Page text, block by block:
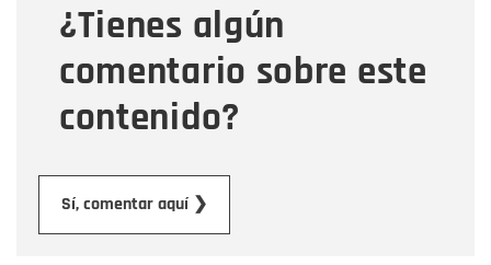
¿Tienes algún
comentario sobre este
contenido?
Sí, comentar aquí ❯
Mensaje